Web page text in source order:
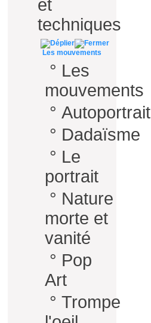
et
techniques
Les mouvements
° Les
mouvements
° Autoportrait
° Dadaïsme
° Le
portrait
° Nature
morte et
vanité
° Pop
Art
° Trompe